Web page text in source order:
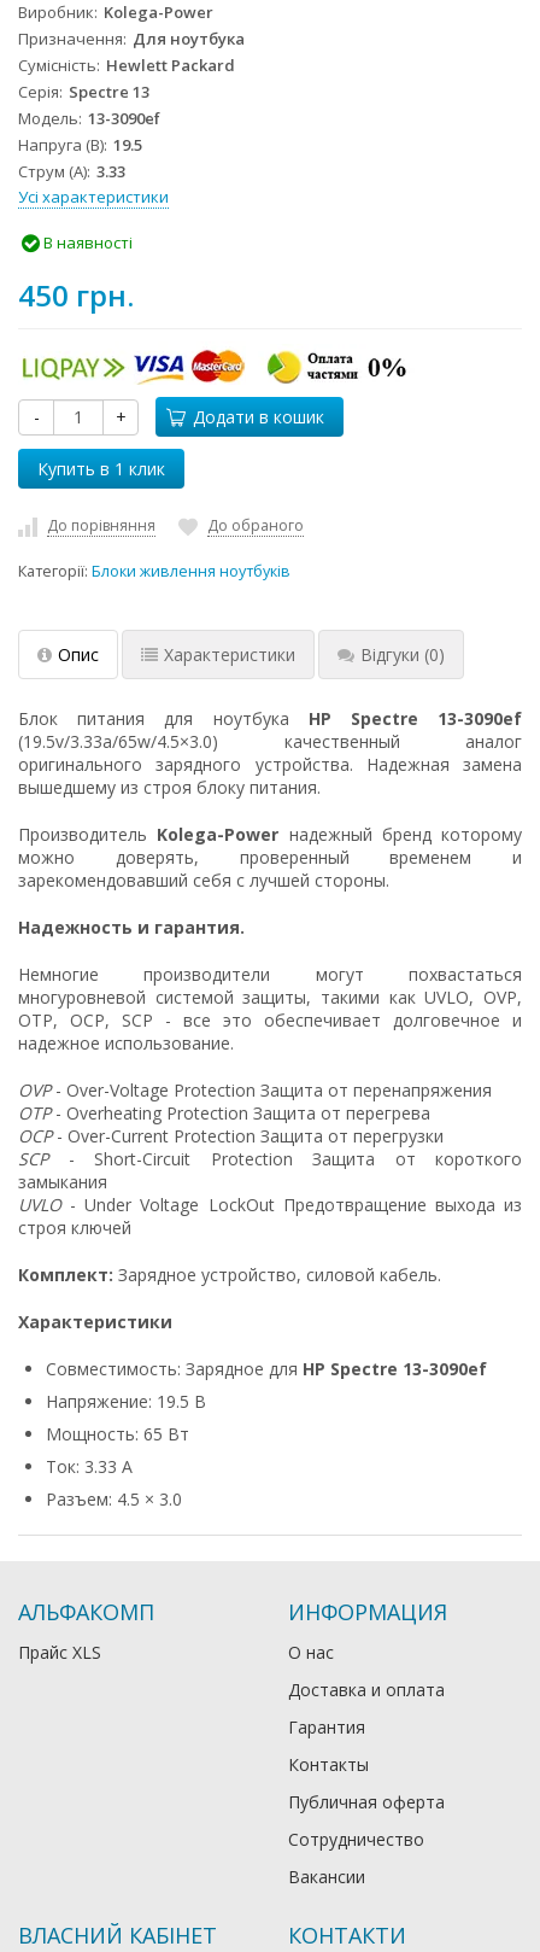
Виробник Kolega-Power
Призначення Для ноутбука
Сумісність Hewlett Packard
Серія Spectre 13
Модель 13-3090ef
Напруга (В) 19.5
Струм (А) 3.33
Усі характеристики
В наявності
450 грн.
- + Додати в кошик
До порівняння До обраного
Категорії: Блоки живлення ноутбуків
Опис Характеристики Відгуки (0)
Блок питания для ноутбука HP Spectre 13-3090ef
(19.5v/3.33a/65w/4.5×3.0) качественный аналог
оригинального зарядного устройства. Надежная замена
вышедшему из строя блоку питания.
Производитель Kolega-Power надежный бренд которому
можно доверять, проверенный временем и
зарекомендовавший себя с лучшей стороны.
Надежность и гарантия.
Немногие производители могут похвастаться
многуровневой системой защиты, такими как UVLO, OVP,
OTP, OCP, SCP - все это обеспечивает долговечное и
надежное использование.
OVP- Over-Voltage Protection Защита от перенапряжения
OTP- Overheating Protection Защита от перегрева
OCP- Over-Current Protection Защита от перегрузки
SCP- Short-Circuit Protection Защита от короткого
замыкания
UVLO- Under Voltage LockOut Предотвращение выхода из
строя ключей
Комплект: Зарядное устройство, силовой кабель.
Характеристики
Совместимость: Зарядное для HP Spectre 13-3090ef
Напряжение: 19.5 В
Мощность: 65 Вт
Ток: 3.33 А
Разъем: 4.5 × 3.0
АЛЬФАКОМП
Прайс XLS
ИНФОРМАЦИЯ
О нас
Доставка и оплата
Гарантия
Контакты
Публичная оферта
Сотрудничество
Вакансии
ВЛАСНИЙ КАБІНЕТ КОНТАКТИ